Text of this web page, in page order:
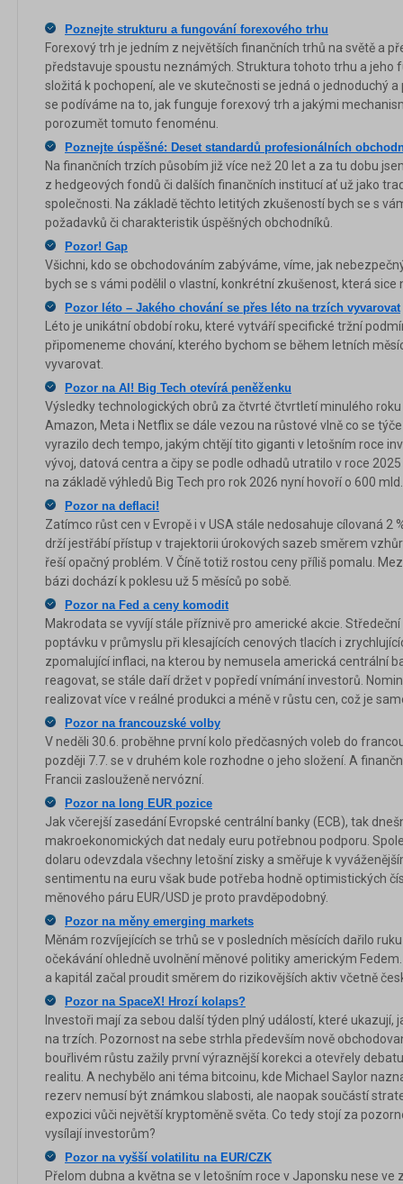
Poznejte strukturu a fungování forexového trhu
Forexový trh je jedním z největších finančních trhů na světě a
představuje spoustu neznámých. Struktura tohoto trhu a jeho
složitá k pochopení, ale ve skutečnosti se jedná o jednoduchý
se podíváme na to, jak funguje forexový trh a jakými
porozumět tomuto fenoménu.
Poznejte úspěšné: Deset standardů profesionálních
Na finančních trzích působím již více než 20 let a za tu dobu
z hedgeových fondů či dalších finančních institucí ať už jako
společnosti. Na základě těchto letitých zkušeností bych se s
požadavků či charakteristik úspěšných obchodníků.
Pozor! Gap
Všichni, kdo se obchodováním zabýváme, víme, jak
bych se s vámi podělil o vlastní, konkrétní zkušenost, která
Pozor léto – Jakého chování se přes léto na trzích vyvarovat
Léto je unikátní období roku, které vytváří specifické tržní
připomeneme chování, kterého bychom se během letních
vyvarovat.
Pozor na AI! Big Tech otevírá peněženku
Výsledky technologických obrů za čtvrté čtvrtletí minulého roku
Amazon, Meta i Netflix se dále vezou na růstové vlně co se
vyrazilo dech tempo, jakým chtějí tito giganti v letošním roce
vývoj, datová centra a čipy se podle odhadů utratilo v roce
na základě výhledů Big Tech pro rok 2026 nyní hovoří o 600 mld.
Pozor na deflaci!
Zatímco růst cen v Evropě i v USA stále nedosahuje cílovaná 2
drží jestřábí přístup v trajektorii úrokových sazeb směrem
řeší opačný problém. V Číně totiž rostou ceny příliš pomalu.
bázi dochází k poklesu už 5 měsíců po sobě.
Pozor na Fed a ceny komodit
Makrodata se vyvíjí stále příznivě pro americké akcie.
poptávku v průmyslu při klesajících cenových tlacích i
zpomalující inflaci, na kterou by nemusela americká centrální
reagovat, se stále daří držet v popředí vnímání investorů.
realizovat více v reálné produkci a méně v růstu cen, což je
Pozor na francouzské volby
V neděli 30.6. proběhne první kolo předčasných voleb do
později 7.7. se v druhém kole rozhodne o jeho složení. A
Francii zaslouženě nervózní.
Pozor na long EUR pozice
Jak včerejší zasedání Evropské centrální banky (ECB), tak
makroekonomických dat nedaly euru potřebnou podporu.
dolaru odevzdala všechny letošní zisky a směřuje k
sentimentu na euru však bude potřeba hodně optimistických
měnového páru EUR/USD je proto pravděpodobný.
Pozor na měny emerging markets
Měnám rozvíjejících se trhů se v posledních měsících dařilo
očekávání ohledně uvolnění měnové politiky americkým
a kapitál začal proudit směrem do rizikovějších aktiv včetně
Pozor na SpaceX! Hrozí kolaps?
Investoři mají za sebou další týden plný událostí, které ukazují,
na trzích. Pozornost na sebe strhla především nově
bouřlivém růstu zažily první výraznější korekci a otevřely
realitu. A nechybělo ani téma bitcoinu, kde Michael Saylor
rezerv nemusí být známkou slabosti, ale naopak součástí
expozici vůči největší kryptoměně světa. Co tedy stojí za
vysílají investorům?
Pozor na vyšší volatilitu na EUR/CZK
Přelom dubna a května se v letošním roce v Japonsku nese